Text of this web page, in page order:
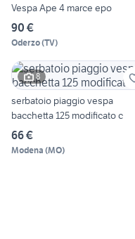
Vespa Ape 4 marce epo
90 €
Oderzo(TV)
8
serbatoio piaggio vespa
bacchetta 125 modificato c
66 €
Modena (MO)